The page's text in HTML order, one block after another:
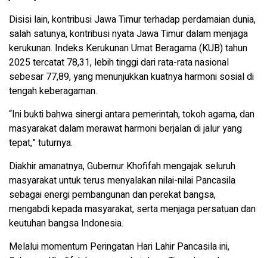
Disisi lain, kontribusi Jawa Timur terhadap perdamaian dunia,
salah satunya, kontribusi nyata Jawa Timur dalam menjaga
kerukunan. Indeks Kerukunan Umat Beragama (KUB) tahun
2025 tercatat 78,31, lebih tinggi dari rata-rata nasional
sebesar 77,89, yang menunjukkan kuatnya harmoni sosial di
tengah keberagaman.
“Ini bukti bahwa sinergi antara pemerintah, tokoh agama, dan
masyarakat dalam merawat harmoni berjalan di jalur yang
tepat,” tuturnya.
Diakhir amanatnya, Gubernur Khofifah mengajak seluruh
masyarakat untuk terus menyalakan nilai-nilai Pancasila
sebagai energi pembangunan dan perekat bangsa,
mengabdi kepada masyarakat, serta menjaga persatuan dan
keutuhan bangsa Indonesia.
Melalui momentum Peringatan Hari Lahir Pancasila ini,